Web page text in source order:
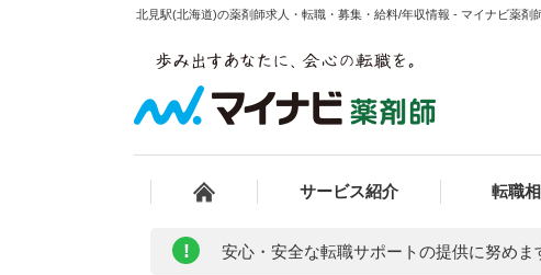
北見駅(北海道)の薬剤師求人・転職・募集・給料/年収情報 - マイナビ薬剤
サービス紹介 転職
! 安心・安全な転職サポートの提供に努めま